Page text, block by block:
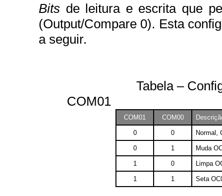
Bits de leitura e escrita que
(Output/Compare 0). Esta
a seguir.
Tabela –
COM01
COM01 COM00
0 0 Normal,
0 1 Muda
1 0 Limpa
1 1 Seta